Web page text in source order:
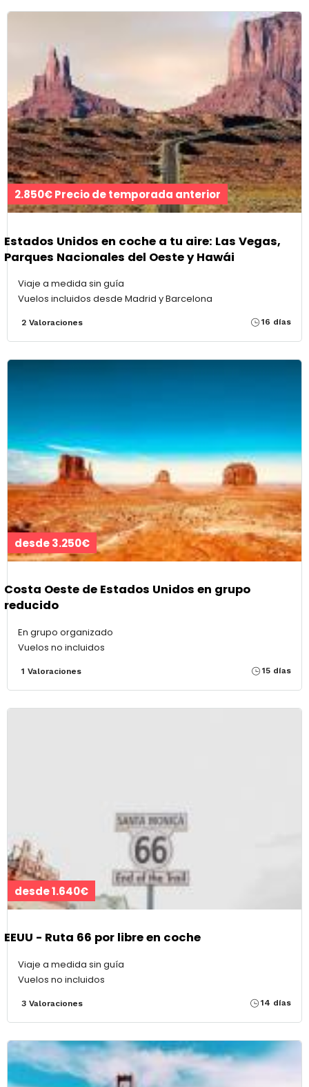
2.850€ Precio de temporada anterior
Estados Unidos en coche a tu aire: Las Vegas,
Parques Nacionales del Oeste y Hawái
Viaje a medida sin guía
Vuelos incluidos desde Madrid y Barcelona
2 Valoraciones 16 días
desde 3.250€
Costa Oeste de Estados Unidos en grupo
reducido
En grupo organizado
Vuelos no incluidos
1 Valoraciones 15 días
desde 1.640€
EEUU - Ruta 66 por libre en coche
Viaje a medida sin guía
Vuelos no incluidos
3 Valoraciones 14 días